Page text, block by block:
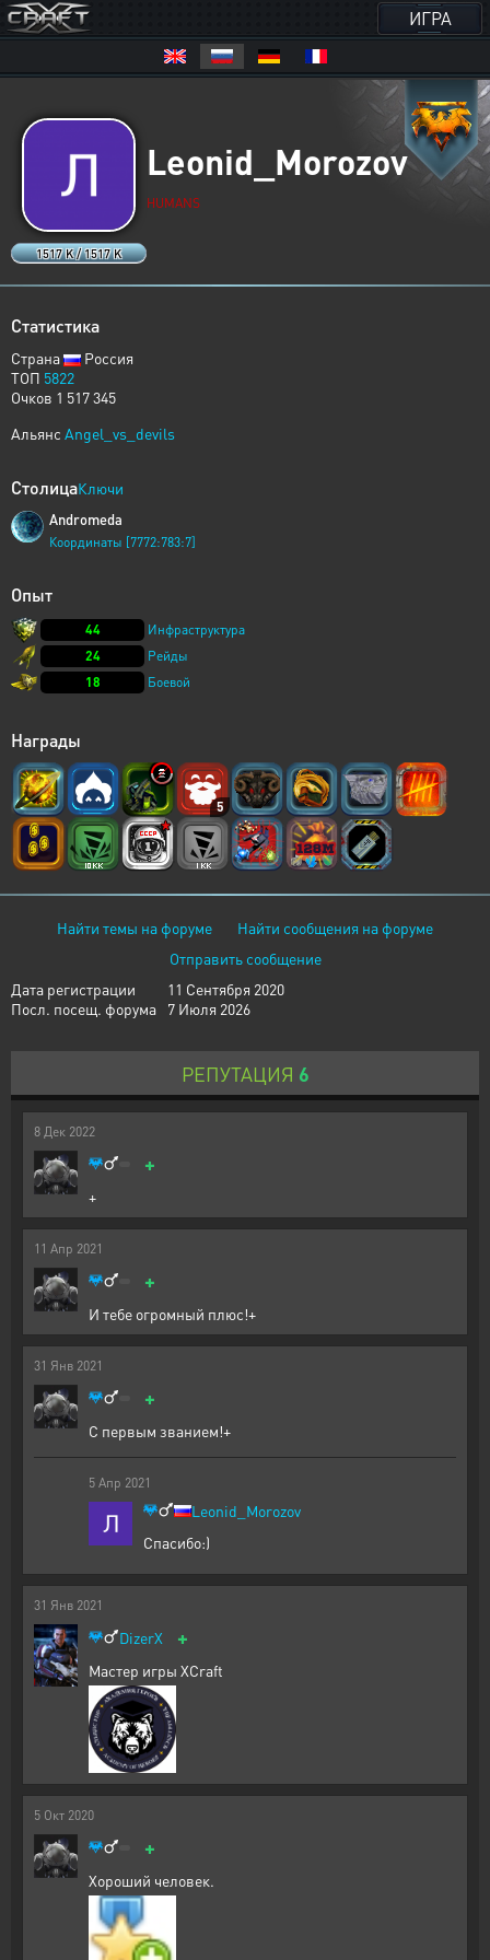
ИГРА
1517 K / 1517 K
Leonid_Morozov
HUMANS
Статистика
Страна
Россия
ТОП 5822
Очков 1 517 345
Альянс Angel_vs_devils
СтолицаКлючи
Andromeda
Координаты [7772:783:7]
Опыт
44
Инфраструктура
24
Рейды
18
Боевой
Награды
5
Найти темы на форуме
Найти сообщения на форуме
Отправить сообщение
Дата регистрации
11 Сентября 2020
Посл. посещ. форума
7 Июля 2026
РЕПУТАЦИЯ 6
8 Дек 2022
+
+
11 Апр 2021
+
И тебе огромный плюс!+
31 Янв 2021
+
С первым званием!+
5 Апр 2021
Leonid_Morozov
Спасибо:)
31 Янв 2021
DizerX +
Мастер игры XCraft
5 Окт 2020
+
Хороший человек.